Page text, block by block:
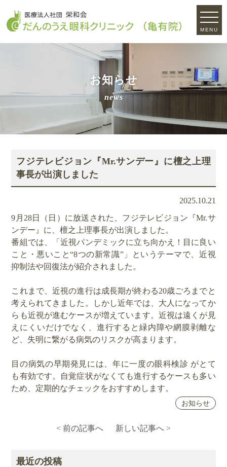
MENU
お知らせ
news
フジテレビジョン『Mr.サンデー』に檀之上理
事長が出演しました
2025.10.21
9月28日（日）に放送された、フジテレビジョン『Mr.サ
ンデー』に、檀之上理事長が出演しました。
番組では、「近視パンデミックに立ち向かえ！目に良い
こと・悪いこと“8つの新常識”」というテーマで、近視
抑制法や回復法が紹介されました。
これまで、近視の進行は成長期が終わる20歳ごろまでと
考えられてきました。しかし近年では、大人になってか
らも近視が進むケースが増えています。近視は遠くが見
えにくいだけでなく、進行すると緑内障や網膜剥離な
ど、失明に繋がる病気のリスクが高まります。
目の病気の早期発見には、年に一度の眼科検診 がとて
も有効です。自覚症状がなくても進行するケースも多い
ため、定期的なチェックをおすすめします。
お知らせ
< 前の記事へ 新しい記事へ >
最近の投稿